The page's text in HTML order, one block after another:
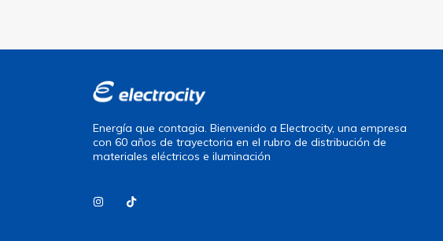
Energía que contagia. Bienvenido a Electrocity, una empresa
con 60 años de trayectoria en el rubro de distribución de
materiales eléctricos e iluminación